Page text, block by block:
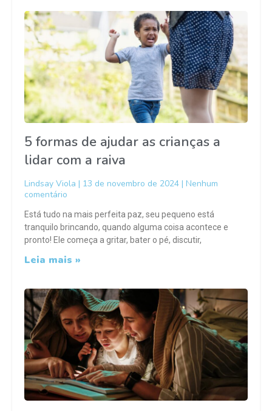
5 formas de ajudar as crianças a
lidar com a raiva
Lindsay Viola 13 de novembro de 2024
Nenhum
comentário
Está tudo na mais perfeita paz, seu pequeno está
tranquilo brincando, quando alguma coisa acontece e
pronto! Ele começa a gritar, bater o pé, discutir,
Leia mais »